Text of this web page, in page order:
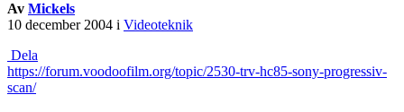
Av Mickels
10 december 2004 i Videoteknik
Dela
https://forum.voodoofilm.org/topic/2530-trv-hc85-sony-progressiv-
scan/